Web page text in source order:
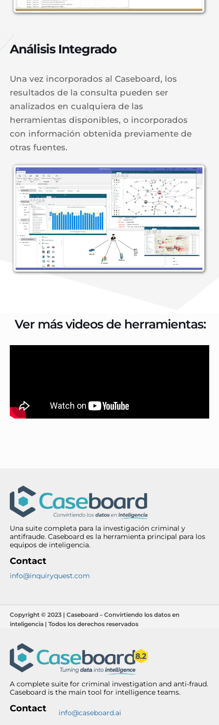
Análisis Integrado
Una vez incorporados al Caseboard, los
resultados de la consulta pueden ser
analizados en cualquiera de las
herramientas disponibles, o incorporados
con información obtenida previamente de
otras fuentes.
Ver más videos de herramientas:
Una suite completa para la investigación criminal y
antifraude. Caseboard es la herramienta principal para los
equipos de inteligencia.
Contact
info@inquiryquest.com
Copyright © 2023 | Caseboard – Convirtiendo los datos en
inteligencia | Todos los derechos reservados
A complete suite for criminal investigation and anti-fraud.
Caseboard is the main tool for intelligence teams.
Contact info@caseboard.ai